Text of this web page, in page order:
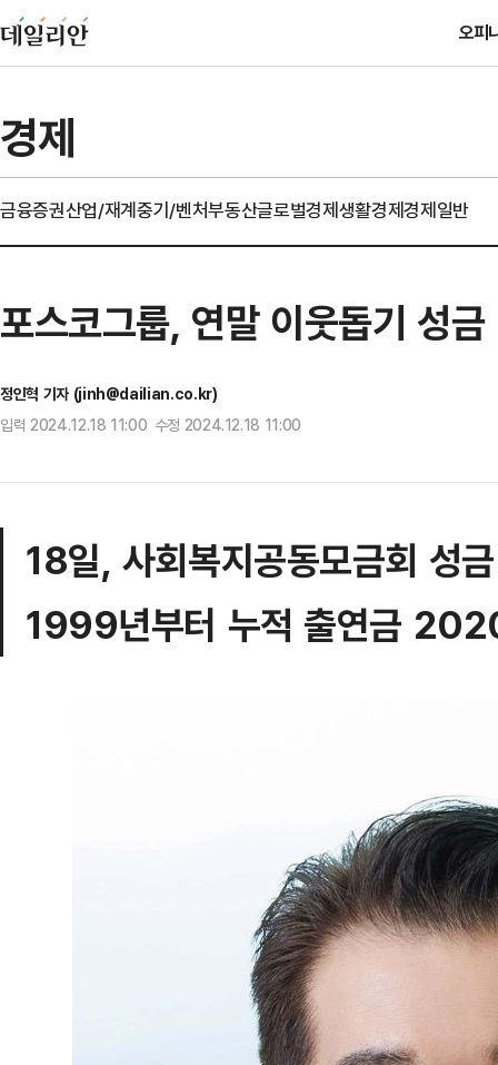
오피
경제
금융증권산업/재계중기/벤처부동산글로벌경제생활경제경제일반
포스코그룹, 연말 이웃돕기 성
정인혁 기자 (jinh@dailian.co.kr)
입력 2024.12.18 11:00 수정 2024.12.18 11:00
18일, 사회복지공동모금회 성
1999년부터 누적 출연금